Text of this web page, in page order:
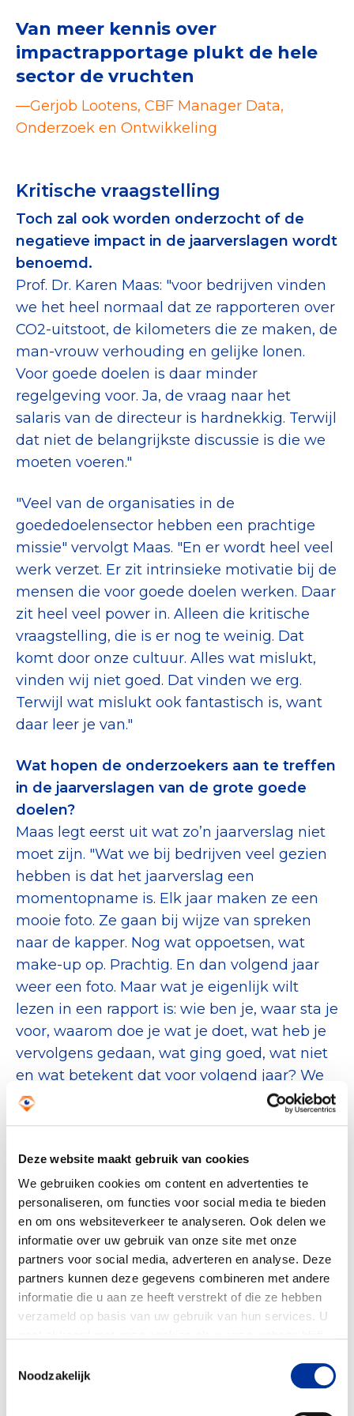
Deze website maakt gebruik van cookies
We gebruiken cookies om content en advertenties te
personaliseren, om functies voor social media te bieden
en om ons websiteverkeer te analyseren. Ook delen we
informatie over uw gebruik van onze site met onze
partners voor social media, adverteren en analyse. Deze
partners kunnen deze gegevens combineren met andere
informatie die u aan ze heeft verstrekt of die ze hebben
verzameld op basis van uw gebruik van hun services. U
Noodzakelijk
Van meer kennis over
impactrapportage plukt de hele
sector de vruchten
—Gerjob Lootens, CBF Manager Data,
Onderzoek en Ontwikkeling
Kritische vraagstelling
Toch zal ook worden onderzocht of de
negatieve impact in de jaarverslagen wordt
benoemd.
Prof. Dr. Karen Maas: "voor bedrijven vinden
we het heel normaal dat ze rapporteren over
CO2-uitstoot, de kilometers die ze maken, de
man-vrouw verhouding en gelijke lonen.
Voor goede doelen is daar minder
regelgeving voor. Ja, de vraag naar het
salaris van de directeur is hardnekkig. Terwijl
dat niet de belangrijkste discussie is die we
moeten voeren."
"Veel van de organisaties in de
goededoelensector hebben een prachtige
missie" vervolgt Maas. "En er wordt heel veel
werk verzet. Er zit intrinsieke motivatie bij de
mensen die voor goede doelen werken. Daar
zit heel veel power in. Alleen die kritische
vraagstelling, die is er nog te weinig. Dat
komt door onze cultuur. Alles wat mislukt,
vinden wij niet goed. Dat vinden we erg.
Terwijl wat mislukt ook fantastisch is, want
daar leer je van."
Wat hopen de onderzoekers aan te treffen
in de jaarverslagen van de grote goede
doelen?
Maas legt eerst uit wat zo’n jaarverslag niet
moet zijn. "Wat we bij bedrijven veel gezien
hebben is dat het jaarverslag een
momentopname is. Elk jaar maken ze een
mooie foto. Ze gaan bij wijze van spreken
naar de kapper. Nog wat oppoetsen, wat
make-up op. Prachtig. En dan volgend jaar
weer een foto. Maar wat je eigenlijk wilt
lezen in een rapport is: wie ben je, waar sta je
voor, waarom doe je wat je doet, wat heb je
vervolgens gedaan, wat ging goed, wat niet
en wat betekent dat voor volgend jaar? We
moeten toewerken naar een film en dat lukt
niet op basis van die losstaande foto’s."
"We gaan bij de grootste
goededoelenorganisaties kijken of er een
logische link is tussen wat ze beloven en wat
ze doen" zegt Maas. ‘Wat ze bereiken en hoe
ze daarvan leren. We hopen lerende
organisaties terug te zien in de
jaarverslagen."
Andere kwesties die worden bekeken zijn